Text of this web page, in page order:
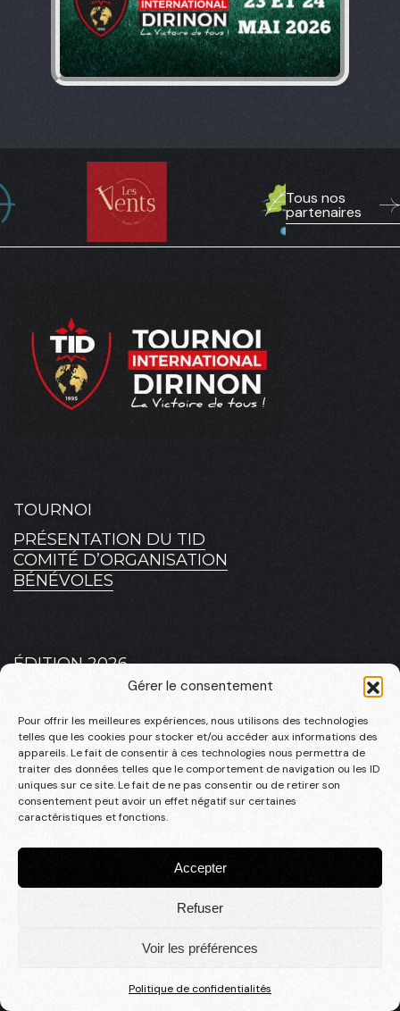
Gérer le consentement
Pour offrir les meilleures expériences, nous utilisons des technologies
telles que les cookies pour stocker et/ou accéder aux informations des
appareils. Le fait de consentir à ces technologies nous permettra de
traiter des données telles que le comportement de navigation ou les ID
uniques sur ce site. Le fait de ne pas consentir ou de retirer son
consentement peut avoir un effet négatif sur certaines
caractéristiques et fonctions.
Accepter
Refuser
Voir les préférences
Politique de confidentialités
Tous nos
partenaires
TOURNOI
PRÉSENTATION DU TID
COMITÉ D’ORGANISATION
BÉNÉVOLES
ÉDITION 2026
PLATEAU 2026 – MASCULIN
PLATEAU 2026 – FÉMININ
INFOS PRATIQUES
LA RSO
CONTACT
Politique de confidentialité